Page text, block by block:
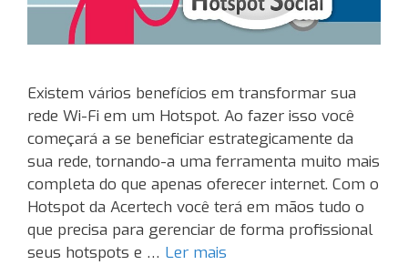
Existem vários benefícios em transformar sua
rede Wi-Fi em um Hotspot. Ao fazer isso você
começará a se beneficiar estrategicamente da
sua rede, tornando-a uma ferramenta muito mais
completa do que apenas oferecer internet. Com o
Hotspot da Acertech você terá em mãos tudo o
que precisa para gerenciar de forma profissional
seus hotspots e … Ler mais